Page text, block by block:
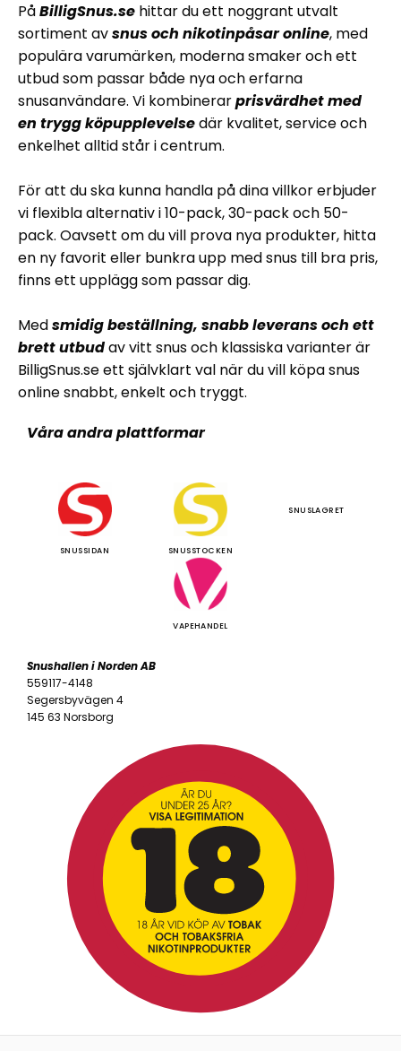
PåBilligSnus.sehittar du ett noggrant utvalt
sortiment avsnus och nikotinpåsar online, med
populära varumärken, moderna smaker och ett
utbud som passar både nya och erfarna
snusanvändare. Vi kombinerarprisvärdhet med
en trygg köpupplevelsedär kvalitet, service och
enkelhet alltid står i centrum.
För att du ska kunna handla på dina villkor erbjuder
vi flexibla alternativ i 10-pack, 30-pack och 50-
pack. Oavsett om du vill prova nya produkter, hitta
en ny favorit eller bunkra upp med snus till bra pris,
finns ett upplägg som passar dig.
Medsmidig beställning, snabb leverans och ett
brett utbudav vitt snus och klassiska varianter är
BilligSnus.se ett självklart val när du vill köpa snus
online snabbt, enkelt och tryggt.
Våra andra plattformar
SNUSSIDAN SNUSSTOCKEN
SNUSLAGRET
VAPEHANDEL
Snushallen i Norden AB
559117-4148
Segersbyvägen 4
145 63 Norsborg